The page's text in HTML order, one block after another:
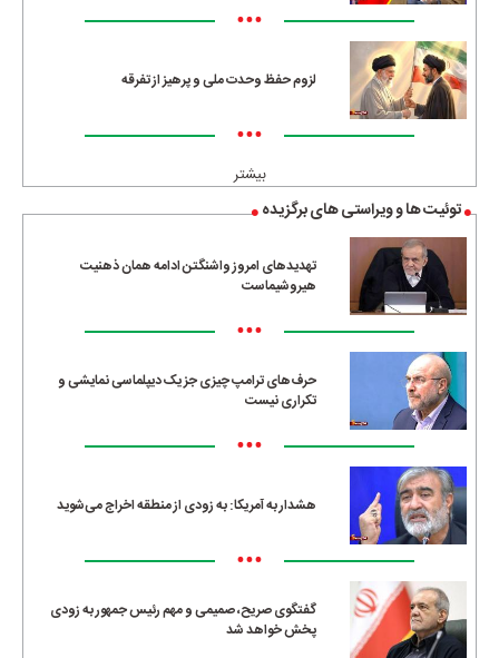
•••
لزوم حفظ وحدت ملی و پرهیز از تفرقه
•••
بیشتر
توئیت ها و ویراستی های برگزیده
تهدیدهای امروز واشنگتن ادامه همان ذهنیت
هیروشیماست
•••
حرف‌های ترامپ چیزی جز یک دیپلماسی نمایشی و
تکراری نیست
•••
هشدار به آمریکا: به زودی از منطقه اخراج می‌شوید
•••
گفتگوی صریح، صمیمی و مهم رئیس جمهور به زودی
پخش خواهد شد